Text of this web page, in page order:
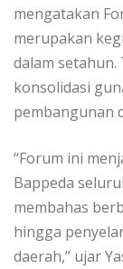
mengatakan
merupakan
dalam
konsolidasi
pembangunan
“Forum ini
Bappeda
membahas
hingga
daerah,” ujar